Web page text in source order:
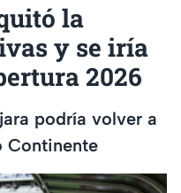
la
y se iría
2026
podría volver a
Continente